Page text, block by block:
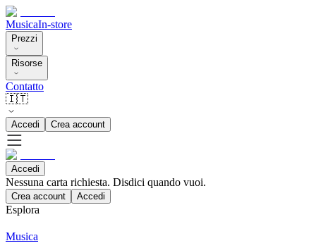
MusicaIn-store
Prezzi
Risorse
Contatto
🇮🇹
Accedi Crea account
Accedi
Nessuna carta richiesta. Disdici quando vuoi.
Crea account Accedi
Esplora
Musica